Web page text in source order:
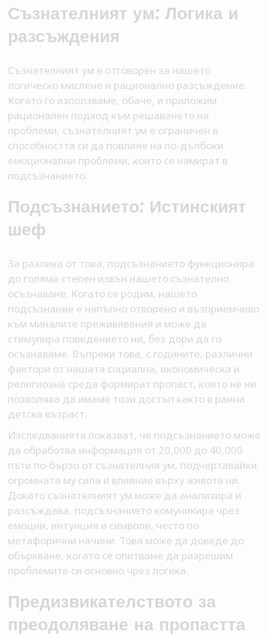
Съзнателният ум: Логика и
разсъждения
Съзнателният ум е отговорен за нашето
логическо мислене и рационално разсъждение.
Когато го използваме, обаче, и приложим
рационален подход към решаването на
проблеми, съзнателният ум е ограничен в
способността си да повлияе на по-дълбоки
емоционални проблеми, които се намират в
подсъзнанието.
Подсъзнанието: Истинският
шеф
За разлика от това, подсъзнанието функционира
до голяма степен извън нашето съзнателно
осъзнаване. Когато се родим, нашето
подсъзнание е напълно отворено и възприемчиво
към миналите преживявания и може да
стимулира поведението ни, без дори да го
осъзнаваме. Въпреки това, с годините, различни
фактори от нашата социална, икономическа и
религиозна среда формират пропаст, която не ни
позволява да имаме този достъп както в ранна
детска възраст.
Изследванията показват, че подсъзнанието може
да обработва информация от 20,000 до 40,000
пъти по-бързо от съзнателния ум, подчертавайки
огромната му сила и влияние върху живота ни.
Докато съзнателният ум може да анализира и
разсъждава, подсъзнанието комуникира чрез
емоции, интуиция и символи, често по
метафорични начини. Това може да доведе до
объркване, когато се опитваме да разрешим
проблемите си основно чрез логика.
Предизвикателството за
преодоляване на пропастта